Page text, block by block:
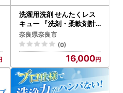
洗濯用洗剤 せんたくレス
キュー 『洗剤・柔軟剤計
８個セット』 （酵素洗剤
500g×４個 柔軟剤500g
×4個）合計８個セット 〈
共栄社化学〉 16-021
奈良県奈良市
(0)
16,000